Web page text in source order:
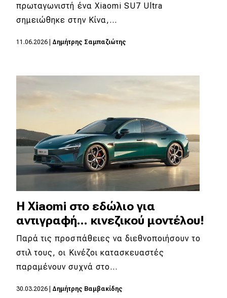
Ελλάδα
Κόσμος
Τεχνολογία
Απόψεις
Test Drive
Δοκιμή
Συγκρίνουμε
Αγώνες
Formula 1
WRC
πρωταγωνιστή ένα Xiaomi SU7 Ultra
σημειώθηκε στην Κίνα,…
11.06.2026 Δημήτρης Σαμπαζιώτης
Η Xiaomi στο εδώλιο για
αντιγραφή... κινεζικού μοντέλου!
Παρά τις προσπάθειες να διεθνοποιήσουν το
στιλ τους, οι Κινέζοι κατασκευαστές
παραμένουν συχνά στο…
30.03.2026 Δημήτρης Βαμβακίδης